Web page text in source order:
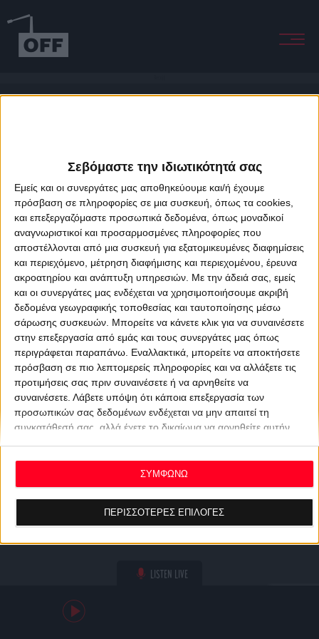
Σεβόμαστε την ιδιωτικότητά σας
Εμείς και οι συνεργάτες μας αποθηκεύουμε και/ή έχουμε
πρόσβαση σε πληροφορίες σε μια συσκευή, όπως τα cookies,
και επεξεργαζόμαστε προσωπικά δεδομένα, όπως μοναδικοί
αναγνωριστικοί και προσαρμοσμένες πληροφορίες που
αποστέλλονται από μια συσκευή για εξατομικευμένες διαφημίσεις
και περιεχόμενο, μέτρηση διαφήμισης και περιεχομένου, έρευνα
ακροατηρίου και ανάπτυξη υπηρεσιών. Με την άδειά σας, εμείς
και οι συνεργάτες μας ενδέχεται να χρησιμοποιήσουμε ακριβή
δεδομένα γεωγραφικής τοποθεσίας και ταυτοποίησης μέσω
σάρωσης συσκευών. Μπορείτε να κάνετε κλικ για να συναινέσετε
στην επεξεργασία από εμάς και τους συνεργάτες μας όπως
περιγράφεται παραπάνω. Εναλλακτικά, μπορείτε να αποκτήσετε
πρόσβαση σε πιο λεπτομερείς πληροφορίες και να αλλάξετε τις
προτιμήσεις σας πριν συναινέσετε ή να αρνηθείτε να
συναινέσετε. Λάβετε υπόψη ότι κάποια επεξεργασία των
προσωπικών σας δεδομένων ενδέχεται να μην απαιτεί τη
συγκατάθεσή σας, αλλά έχετε το δικαίωμα να αρνηθείτε αυτήν
ανακαλέσετε τη συγκατάθεσή σας ανά πάσα στιγμή
επιστρέφοντας σε αυτόν τον ιστότοπο και κάνοντας κλικ στο
κουμπί "Απορρήτου" στο κάτω μέρος της ιστοσελίδας.
ΠΕΡΙΣΣΟΤΕΡΕΣ ΕΠΙΛΟΓΕΣ
ΣΥΜΦΩΝΩ
LISTEN LIVE
About Offradio Business Class Terms & Conditions
Privacy Policy
Designed & developed byporcupine colors&Fotis Alexandrou